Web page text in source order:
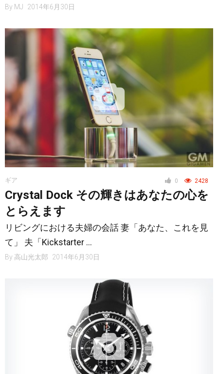
By MJ 2014年6月30日
0 2428
ギア
Crystal Dock その輝きはあなたの心を
とらえます
リビングにおける夫婦の会話 妻「あなた、これを見
て」 夫「Kickstarter …
By 高山光太郎 2014年6月30日